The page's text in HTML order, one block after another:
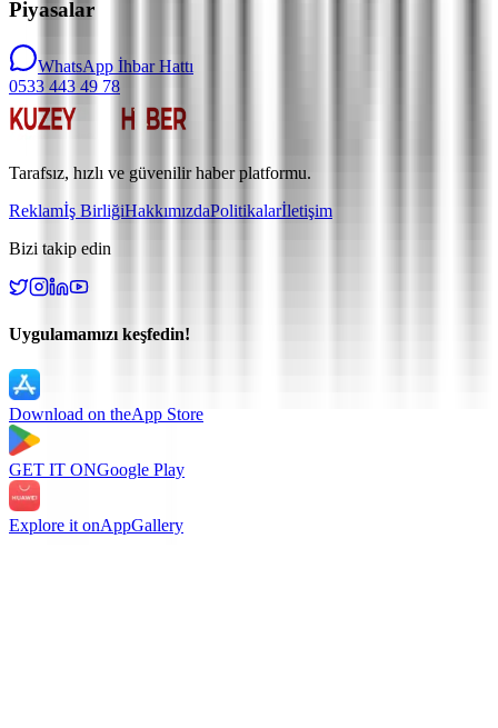
Piyasalar
WhatsApp İhbar Hattı
0533 443 49 78
Tarafsız, hızlı ve güvenilir haber platformu.
Reklamİş BirliğiHakkımızdaPolitikalarİletişim
Bizi takip edin
Uygulamamızı keşfedin!
Download on theApp Store
GET IT ONGoogle Play
Explore it onAppGallery